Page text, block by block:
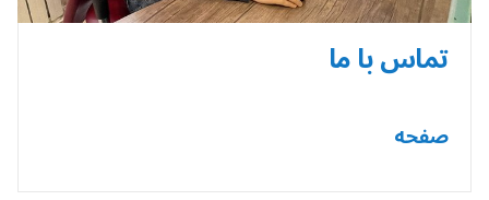
تماس با ما
صفحه